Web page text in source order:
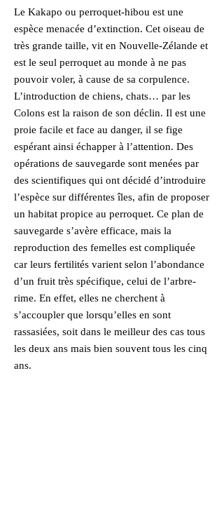
Le Kakapo ou perroquet-hibou est une
espèce menacée d’extinction. Cet oiseau de
très grande taille, vit en Nouvelle-Zélande et
est le seul perroquet au monde à ne pas
pouvoir voler, à cause de sa corpulence.
L’introduction de chiens, chats… par les
Colons est la raison de son déclin. Il est une
proie facile et face au danger, il se fige
espérant ainsi échapper à l’attention. Des
opérations de sauvegarde sont menées par
des scientifiques qui ont décidé d’introduire
l’espèce sur différentes îles, afin de proposer
un habitat propice au perroquet. Ce plan de
sauvegarde s’avère efficace, mais la
reproduction des femelles est compliquée
car leurs fertilités varient selon l’abondance
d’un fruit très spécifique, celui de l’arbre-
rime. En effet, elles ne cherchent à
s’accoupler que lorsqu’elles en sont
rassasiées, soit dans le meilleur des cas tous
les deux ans mais bien souvent tous les cinq
ans.